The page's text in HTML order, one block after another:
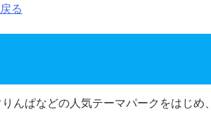
る
んぱなどの人気テーマパークをはじめ、